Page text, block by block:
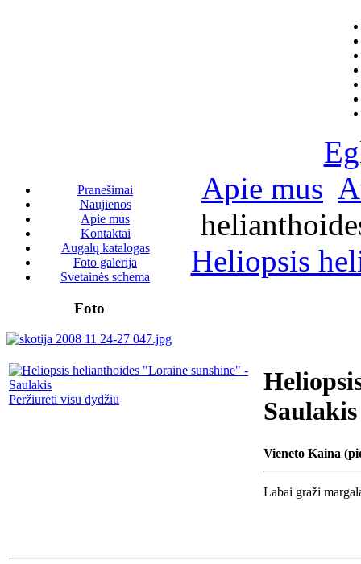
Pranešimai
Naujienos
Apie mus
Kontaktai
Augalų katalogas
Foto galerija
Svetainės schema
Foto
Apie mus
Heliopsis
Peržiūrėti visu dydžiu
Saulakis
Vieneto Kaina
Labai graži